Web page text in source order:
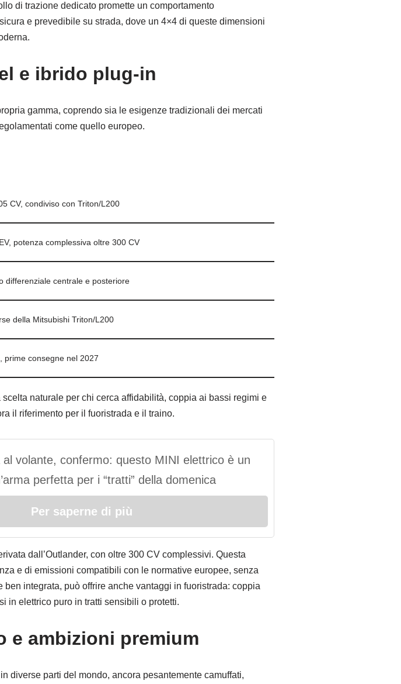
di trazione dedicato promette un comportamento
e prevedibile su strada, dove un 4×4 di queste dimensioni
e ibrido plug-in
gamma, coprendo sia le esigenze tradizionali dei mercati
come quello europeo.
CV, condiviso con Triton/L200
potenza complessiva oltre 300 CV
differenziale centrale e posteriore
della Mitsubishi Triton/L200
prime consegne nel 2027
naturale per chi cerca affidabilità, coppia ai bassi regimi e
il riferimento per il fuoristrada e il traino.
volante, confermo: questo MINI elettrico è un
perfetta per i “tratti” della domenica
Per saperne di più
dall’Outlander, con oltre 300 CV complessivi. Questa
e di emissioni compatibili con le normative europee, senza
integrata, può offrire anche vantaggi in fuoristrada: coppia
in elettrico puro in tratti sensibili o protetti.
e ambizioni premium
diverse parti del mondo, ancora pesantemente camuffati,